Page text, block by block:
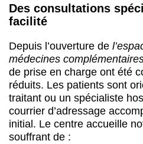
Des consultations
facilité
Depuis l’ouverture de
médecines
de prise en charge ont été
réduits. Les patients sont
traitant ou un spécialiste
courrier d’adressage
initial. Le centre accueille
souffrant de :